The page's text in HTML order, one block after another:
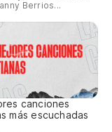
Berrios...
canciones
más escuchadas